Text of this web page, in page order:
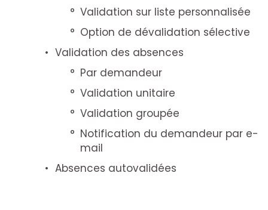
Validation sur liste personnalisée
Option de dévalidation sélective
Validation des absences
Par demandeur
Validation unitaire
Validation groupée
Notification du demandeur par e-
mail
Absences autovalidées